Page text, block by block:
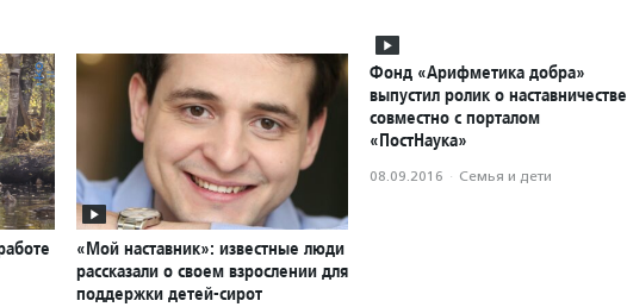
«Мой наставник»: известные люди
рассказали о своем взрослении для
поддержки детей-сирот
Фонд «Арифметика добра»
выпустил ролик о наставничестве
совместно с порталом
«ПостНаука»
08.09.2016 · Семья и дети